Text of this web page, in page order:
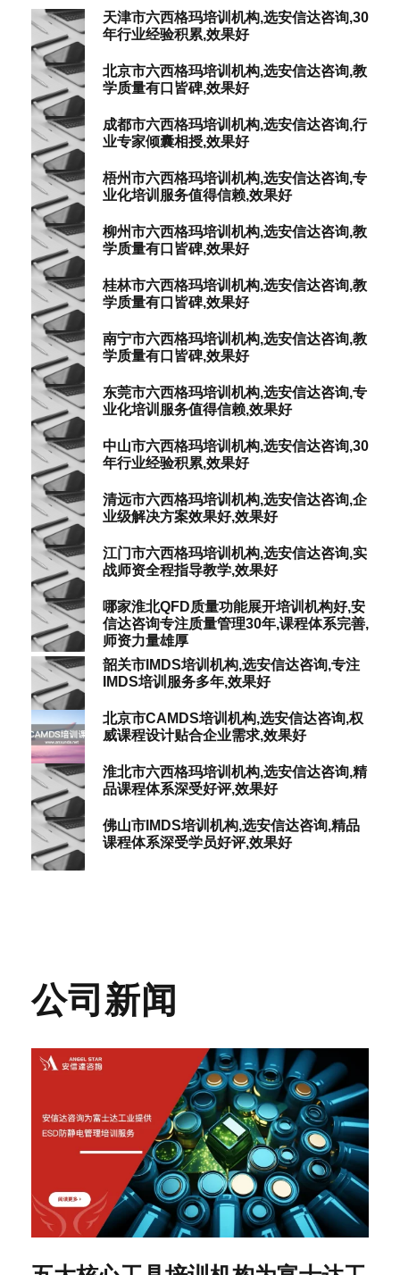
天津市六西格玛培训机构,选安信达咨询,30
年行业经验积累,效果好
北京市六西格玛培训机构,选安信达咨询,教
学质量有口皆碑,效果好
成都市六西格玛培训机构,选安信达咨询,行
业专家倾囊相授,效果好
梧州市六西格玛培训机构,选安信达咨询,专
业化培训服务值得信赖,效果好
柳州市六西格玛培训机构,选安信达咨询,教
学质量有口皆碑,效果好
桂林市六西格玛培训机构,选安信达咨询,教
学质量有口皆碑,效果好
南宁市六西格玛培训机构,选安信达咨询,教
学质量有口皆碑,效果好
东莞市六西格玛培训机构,选安信达咨询,专
业化培训服务值得信赖,效果好
中山市六西格玛培训机构,选安信达咨询,30
年行业经验积累,效果好
清远市六西格玛培训机构,选安信达咨询,企
业级解决方案效果好,效果好
江门市六西格玛培训机构,选安信达咨询,实
战师资全程指导教学,效果好
哪家淮北QFD质量功能展开培训机构好,安
信达咨询专注质量管理30年,课程体系完善,
师资力量雄厚
韶关市IMDS培训机构,选安信达咨询,专注
IMDS培训服务多年,效果好
北京市CAMDS培训机构,选安信达咨询,权
威课程设计贴合企业需求,效果好
淮北市六西格玛培训机构,选安信达咨询,精
品课程体系深受好评,效果好
佛山市IMDS培训机构,选安信达咨询,精品
课程体系深受学员好评,效果好
公司新闻